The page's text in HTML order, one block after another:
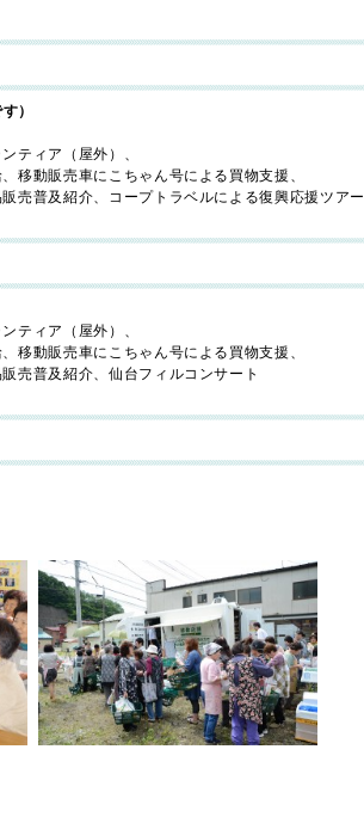
）
ティア（屋外）、
移動販売車にこちゃん号による買物支援、
売普及紹介、コープトラベルによる復興応援ツアー
ティア（屋外）、
移動販売車にこちゃん号による買物支援、
売普及紹介、仙台フィルコンサート